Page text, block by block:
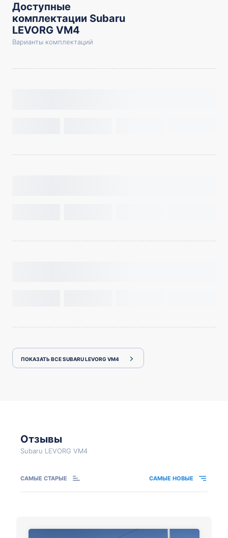
Доступные
комплектации Subaru
LEVORG VM4
Варианты комплектаций
ПОКАЗАТЬ ВСЕ SUBARU LEVORG VM4
Отзывы
Subaru LEVORG VM4
САМЫЕ СТАРЫЕ САМЫЕ НОВЫЕ